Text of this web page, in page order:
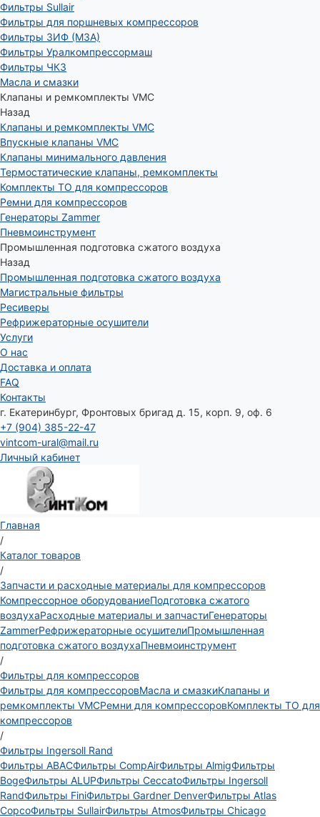
Фильтры Sullair
Фильтры для поршневых компрессоров
Фильтры ЗИФ (МЗА)
Фильтры Уралкомпрессормаш
Фильтры ЧКЗ
Масла и смазки
Клапаны и ремкомплекты VMC
Назад
Клапаны и ремкомплекты VMC
Впускные клапаны VMC
Клапаны минимального давления
Термостатические клапаны, ремкомплекты
Комплекты ТО для компрессоров
Ремни для компрессоров
Генераторы Zammer
Пневмоинструмент
Промышленная подготовка сжатого воздуха
Назад
Промышленная подготовка сжатого воздуха
Магистральные фильтры
Ресиверы
Рефрижераторные осушители
Услуги
О нас
Доставка и оплата
FAQ
Контакты
г. Екатеринбург, Фронтовых бригад д. 15, корп. 9, оф. 6
+7 (904) 385-22-47
vintcom-ural@mail.ru
Личный кабинет
Главная
/
Каталог товаров
/
Запчасти и расходные материалы для компрессоров
Компрессорное оборудованиеПодготовка сжатого
воздухаРасходные материалы и запчастиГенераторы
ZammerРефрижераторные осушителиПромышленная
подготовка сжатого воздухаПневмоинструмент
/
Фильтры для компрессоров
Фильтры для компрессоровМасла и смазкиКлапаны и
ремкомплекты VMCРемни для компрессоровКомплекты ТО для
компрессоров
/
Фильтры Ingersoll Rand
Фильтры ABACФильтры CompAirФильтры AlmigФильтры
BogeФильтры ALUPФильтры CeccatoФильтры Ingersoll
RandФильтры FiniФильтры Gardner DenverФильтры Atlas
CopcoФильтры SullairФильтры AtmosФильтры Chicago